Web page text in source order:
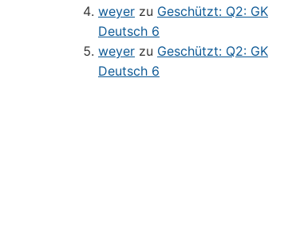
weyer zu Geschützt: Q2: GK
Deutsch 6
weyer zu Geschützt: Q2: GK
Deutsch 6